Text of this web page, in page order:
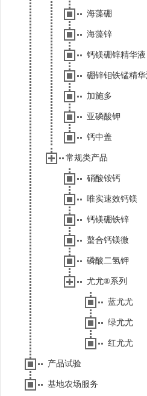
海藻硼
海藻锌
钙镁硼锌精华液
硼锌钼铁锰精华
加施多
亚磷酸钾
钙中盖
常规类产品
硝酸铵钙
唯实速效钙镁
钙镁硼铁锌
螯合钙镁微
磷酸二氢钾
尤尤®系列
蓝尤尤
绿尤尤
红尤尤
产品试验
基地农场服务